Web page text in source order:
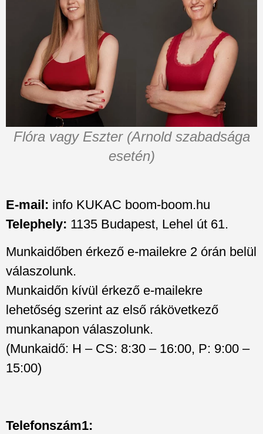
Flóra vagy Eszter (Arnold szabadsága
esetén)
E-mail: info KUKAC boom-boom.hu
Telephely: 1135 Budapest, Lehel út 61.
Munkaidőben érkező e-mailekre 2 órán belül
válaszolunk.
Munkaidőn kívül érkező e-mailekre
lehetőség szerint az első rákövetkező
munkanapon válaszolunk.
(Munkaidő: H – CS: 8:30 – 16:00, P: 9:00 –
15:00)
Telefonszám1: